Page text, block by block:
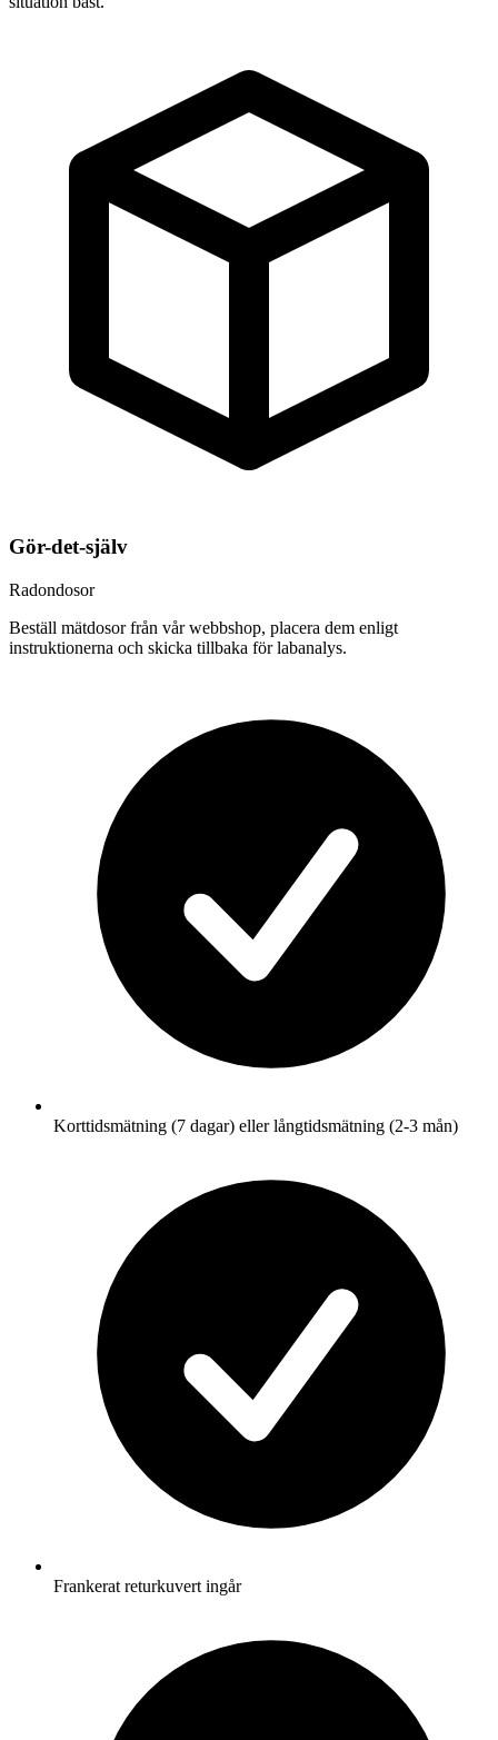
Gör-det-själv
Radondosor
Beställ mätdosor från vår webbshop, placera dem enligt
instruktionerna och skicka tillbaka för labanalys.
Korttidsmätning (7 dagar) eller långtidsmätning (2-3 mån)
Frankerat returkuvert ingår